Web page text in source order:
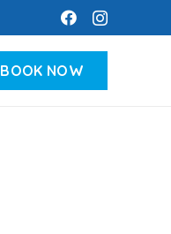
BOOK NOW